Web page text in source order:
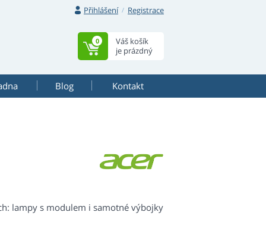
Přihlášení Registrace
Váš košík
je prázdný
0
Blog Kontakt
lampy s modulem i samotné výbojky